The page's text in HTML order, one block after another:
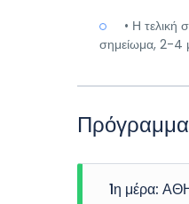
• Η τελική
σημείωμα, 2-4
1η μέρα: